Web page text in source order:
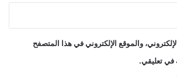
والموقع الإلكتروني في هذا المتصفح
في تعليقي.